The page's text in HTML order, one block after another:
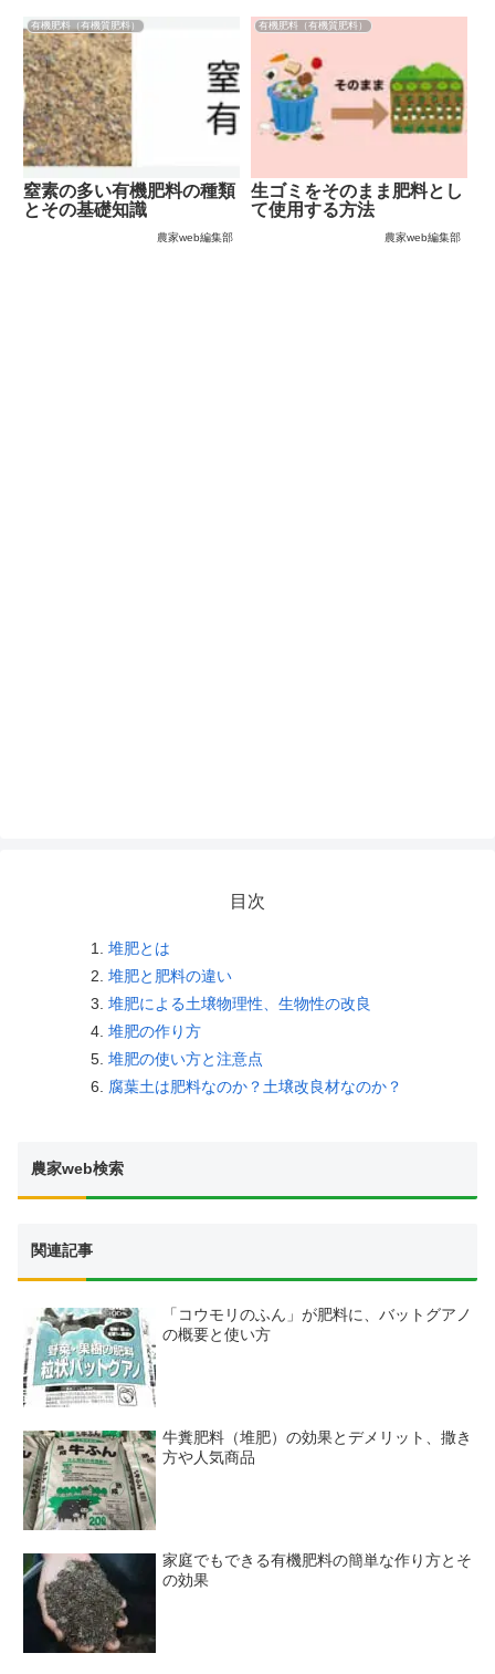
有機肥料（有機質肥料）
窒素の多い有機肥料の種類
とその基礎知識
農家web編集部
有機肥料（有機質肥料）
生ゴミをそのまま肥料とし
て使用する方法
農家web編集部
目次
堆肥とは
堆肥と肥料の違い
堆肥による土壌物理性、生物性の改良
堆肥の作り方
堆肥の使い方と注意点
腐葉土は肥料なのか？土壌改良材なのか？
農家web検索
関連記事
「コウモリのふん」が肥料に、バットグアノ
の概要と使い方
牛糞肥料（堆肥）の効果とデメリット、撒き
方や人気商品
家庭でもできる有機肥料の簡単な作り方とそ
の効果